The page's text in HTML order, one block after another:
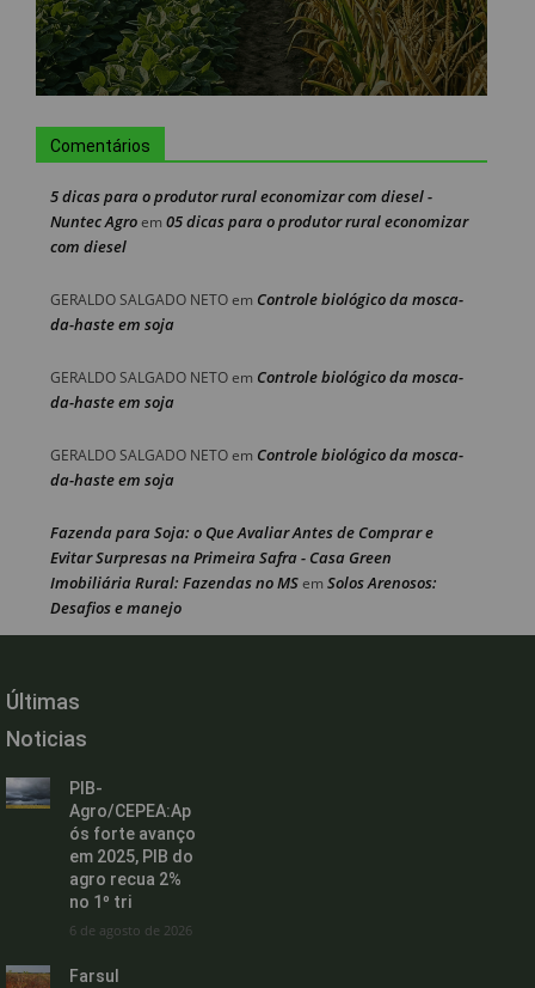
Comentários
5 dicas para o produtor rural economizar com diesel -
Nuntec Agroem 05 dicas para o produtor rural economizar
com diesel
GERALDO SALGADO NETOem Controle biológico da mosca-
da-haste em soja
GERALDO SALGADO NETOem Controle biológico da mosca-
da-haste em soja
GERALDO SALGADO NETOem Controle biológico da mosca-
da-haste em soja
Fazenda para Soja: o Que Avaliar Antes de Comprar e
Evitar Surpresas na Primeira Safra - Casa Green
Imobiliária Rural: Fazendas no MSem Solos Arenosos:
Desafios e manejo
Últimas
Noticias
PIB-
Agro/CEPEA:Ap
ós forte avanço
em 2025, PIB do
agro recua 2%
no 1º tri
6 de agosto de 2026
Farsul